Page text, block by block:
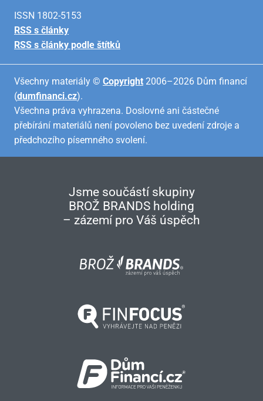
ISSN 1802-5153
RSS s články
RSS s články podle štítků
Všechny materiály © Copyright 2006–2026 Dům financí
(dumfinanci.cz).
Všechna práva vyhrazena. Doslovné ani částečné
přebírání materiálů není povoleno bez uvedení zdroje a
předchozího písemného svolení.
Jsme součástí skupiny
BROŽ BRANDS holding
– zázemí pro Váš úspěch